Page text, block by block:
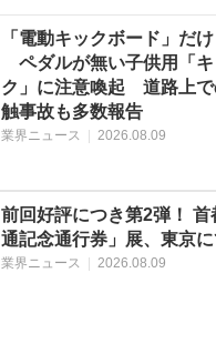
「電動キックボード」だ
ペダルが無い子供用「キ
ク」に注意喚起 道路上で
触事故も多数報告
業界ニュース | 2026.08.09
前回好評につき第2弾！ 首
通記念通行券」展、東京
業界ニュース | 2026.08.09